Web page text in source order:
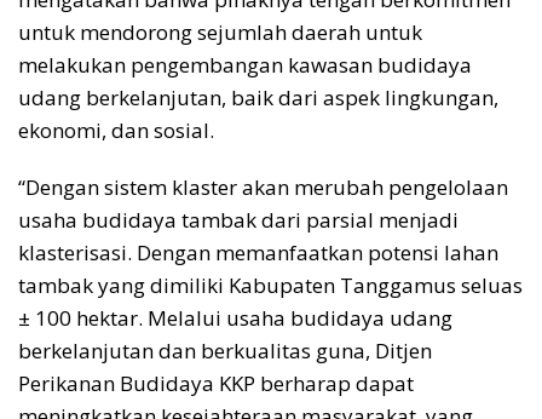
untuk mendorong sejumlah daerah untuk
melakukan pengembangan kawasan budidaya
udang berkelanjutan, baik dari aspek lingkungan,
ekonomi, dan sosial.
“Dengan sistem klaster akan merubah pengelolaan
usaha budidaya tambak dari parsial menjadi
klasterisasi. Dengan memanfaatkan potensi lahan
tambak yang dimiliki Kabupaten Tanggamus seluas
± 100 hektar. Melalui usaha budidaya udang
berkelanjutan dan berkualitas guna, Ditjen
Perikanan Budidaya KKP berharap dapat